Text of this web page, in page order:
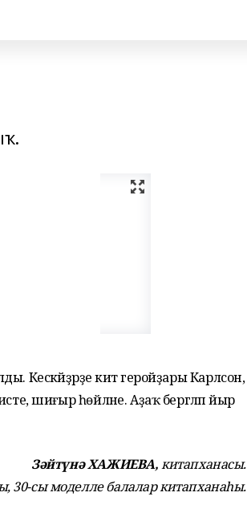
әкиәт геройҙары Карлсон,
шиғыр һөйләне. Аҙаҡ бергәләп йыр
Зәйтүнә ХАЖИЕВА,китапханасы.
30-сы моделле балалар китапханаһы.